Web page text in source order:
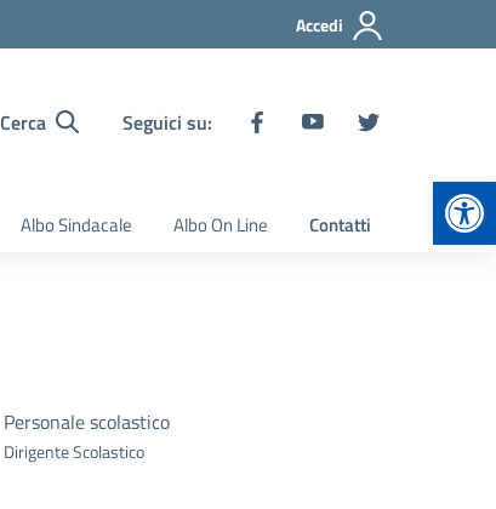
Accedi
Cerca Seguici su:
Albo Sindacale Albo On Line Contatti
Personale scolastico
Dirigente Scolastico